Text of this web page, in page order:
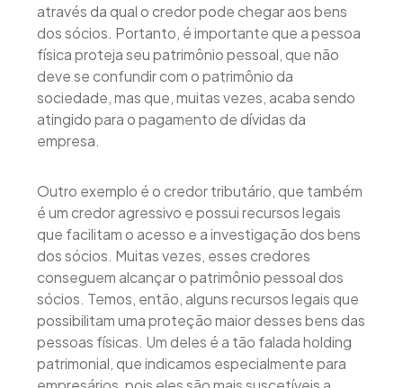
através da qual o credor pode chegar aos bens
dos sócios. Portanto, é importante que a pessoa
física proteja seu patrimônio pessoal, que não
deve se confundir com o patrimônio da
sociedade, mas que, muitas vezes, acaba sendo
atingido para o pagamento de dívidas da
empresa.
Outro exemplo é o credor tributário, que também
é um credor agressivo e possui recursos legais
que facilitam o acesso e a investigação dos bens
dos sócios. Muitas vezes, esses credores
conseguem alcançar o patrimônio pessoal dos
sócios. Temos, então, alguns recursos legais que
possibilitam uma proteção maior desses bens das
pessoas físicas. Um deles é a tão falada holding
patrimonial, que indicamos especialmente para